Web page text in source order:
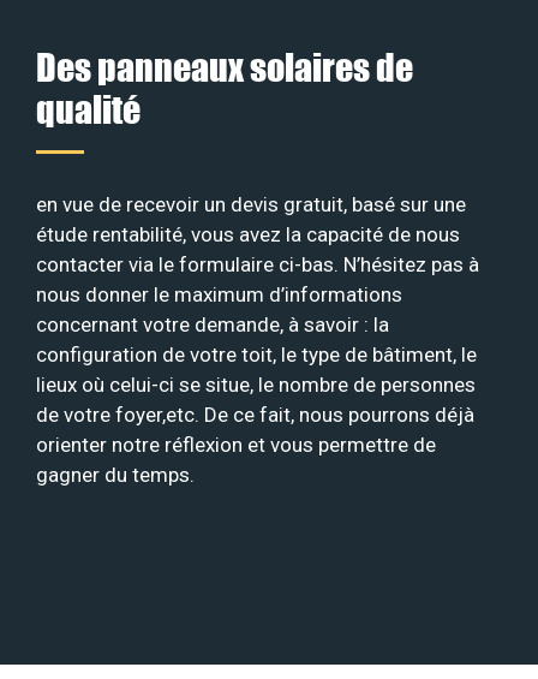
Des panneaux solaires de
qualité
en vue de recevoir un devis gratuit, basé sur une
étude rentabilité, vous avez la capacité de nous
contacter via le formulaire ci-bas. N’hésitez pas à
nous donner le maximum d’informations
concernant votre demande, à savoir : la
configuration de votre toit, le type de bâtiment, le
lieux où celui-ci se situe, le nombre de personnes
de votre foyer,etc. De ce fait, nous pourrons déjà
orienter notre réflexion et vous permettre de
gagner du temps.